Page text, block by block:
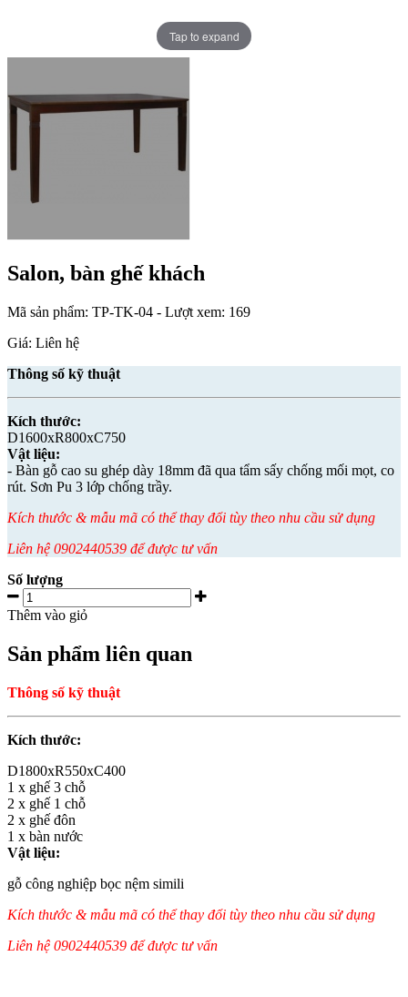
Tap to expand
Salon, bàn ghế khách
Mã sản phẩm: TP-TK-04 - Lượt xem: 169
Giá: Liên hệ
Thông số kỹ thuật
Kích thước:
D1600xR800xC750
Vật liệu:
- Bàn gỗ cao su ghép dày 18mm đã qua tẩm sấy chống mối mọt, co
rút. Sơn Pu 3 lớp chống trầy.
Kích thước & mẫu mã có thể thay đổi tùy theo nhu cầu sử dụng
Liên hệ 0902440539 để được tư vấn
Số lượng
Thêm vào giỏ
Sản phẩm liên quan
Thông số kỹ thuật
Kích thước:
D1800xR550xC400
1 x ghế 3 chỗ
2 x ghế 1 chỗ
2 x ghế đôn
1 x bàn nước
Vật liệu:
gỗ công nghiệp bọc nệm simili
Kích thước & mẫu mã có thể thay đổi tùy theo nhu cầu sử dụng
Liên hệ 0902440539 để được tư vấn